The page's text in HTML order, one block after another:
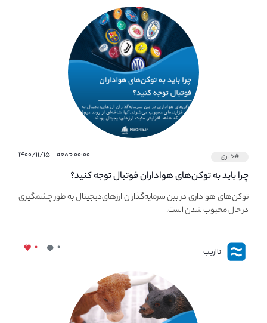
#خبری ۰۰:۰۰ جمعه - ۱۴۰۰/۱۱/۱۵
چرا باید به توکن‌های هواداران فوتبال توجه کنید؟
توکن‌های هواداری در بین سرمایه‌گذاران ارزهای‌دیجیتال به طور چشمگیری
در حال محبوب شدن است.
نااریب ۰ ۰